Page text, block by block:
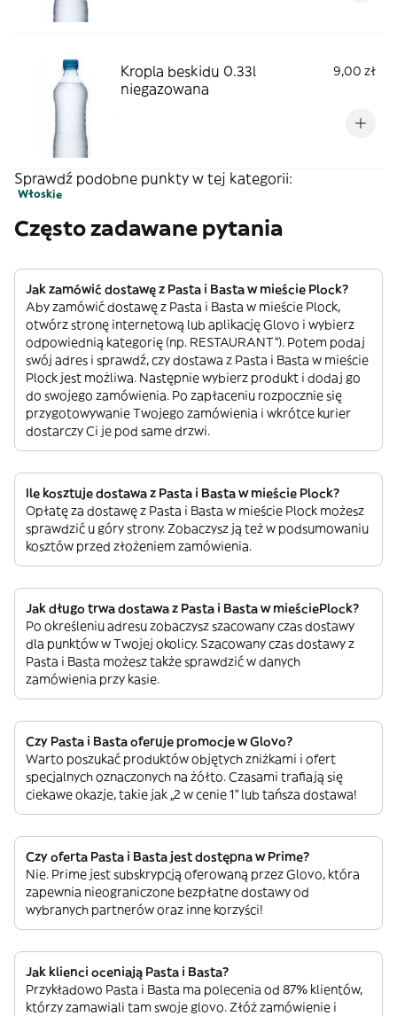
Kropla beskidu 0.33l
niegazowana
9,00 zł
Sprawdź podobne punkty w tej kategorii:
Włoskie
Często zadawane pytania
Jak zamówić dostawę z Pasta i Basta w mieście Plock?
Aby zamówić dostawę z Pasta i Basta w mieście Plock,
otwórz stronę internetową lub aplikację Glovo i wybierz
odpowiednią kategorię (np. RESTAURANT”). Potem podaj
swój adres i sprawdź, czy dostawa z Pasta i Basta w mieście
Plock jest możliwa. Następnie wybierz produkt i dodaj go
do swojego zamówienia. Po zapłaceniu rozpocznie się
przygotowywanie Twojego zamówienia i wkrótce kurier
dostarczy Ci je pod same drzwi.
Ile kosztuje dostawa z Pasta i Basta w mieście Plock?
Opłatę za dostawę z Pasta i Basta w mieście Plock możesz
sprawdzić u góry strony. Zobaczysz ją też w podsumowaniu
kosztów przed złożeniem zamówienia.
Jak długo trwa dostawa z Pasta i Basta w mieściePlock?
Po określeniu adresu zobaczysz szacowany czas dostawy
dla punktów w Twojej okolicy. Szacowany czas dostawy z
Pasta i Basta możesz także sprawdzić w danych
zamówienia przy kasie.
Czy Pasta i Basta oferuje promocje w Glovo?
Warto poszukać produktów objętych zniżkami i ofert
specjalnych oznaczonych na żółto. Czasami trafiają się
ciekawe okazje, takie jak „2 w cenie 1” lub tańsza dostawa!
Czy oferta Pasta i Basta jest dostępna w Prime?
Nie. Prime jest subskrypcją oferowaną przez Glovo, która
zapewnia nieograniczone bezpłatne dostawy od
wybranych partnerów oraz inne korzyści!
Jak klienci oceniają Pasta i Basta?
Przykładowo Pasta i Basta ma polecenia od 87% klientów,
którzy zamawiali tam swoje glovo. Złóż zamówienie i